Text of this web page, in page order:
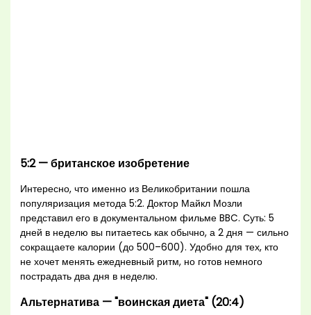
5:2 — британское изобретение
Интересно, что именно из Великобритании пошла
популяризация метода 5:2. Доктор Майкл Мозли
представил его в документальном фильме BBC. Суть: 5
дней в неделю вы питаетесь как обычно, а 2 дня — сильно
сокращаете калории (до 500–600). Удобно для тех, кто
не хочет менять ежедневный ритм, но готов немного
пострадать два дня в неделю.
Альтернатива — "воинская диета" (20:4)